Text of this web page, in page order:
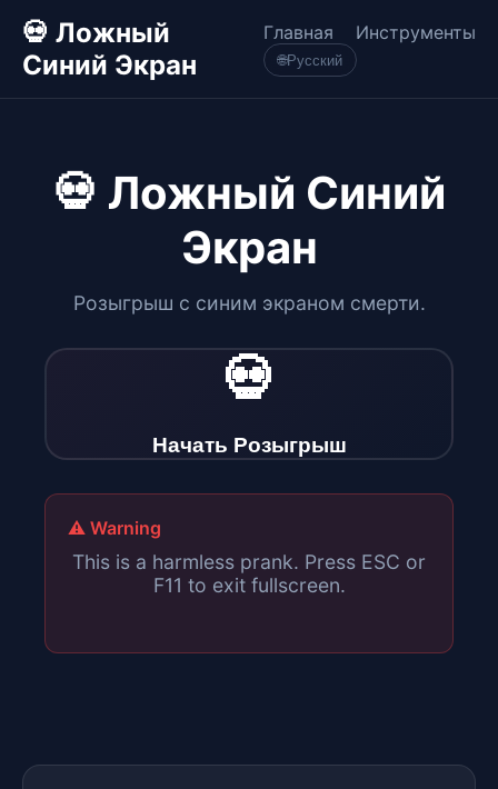
💀 Ложный
Синий Экран
Главная Инструменты
🌐Русский
💀 Ложный Синий
Экран
Розыгрыш с синим экраном смерти.
💀
Начать Розыгрыш
⚠️ Warning
This is a harmless prank. Press ESC or
F11 to exit fullscreen.